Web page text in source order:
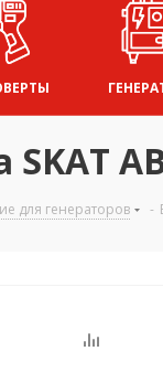
SKAT
для генераторов -